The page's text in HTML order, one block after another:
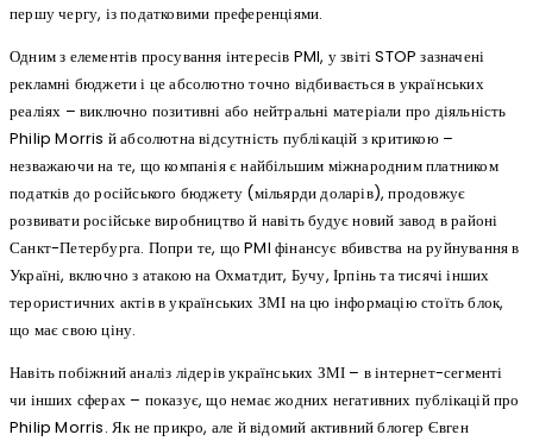
першу чергу, із податковими преференціями.
Одним з елементів просування інтересів PMI, у звіті STOP зазначені
рекламні бюджети і це абсолютно точно відбивається в українських
реаліях – виключно позитивні або нейтральні матеріали про діяльність
Philip Morris й абсолютна відсутність публікацій з критикою –
незважаючи на те, що компанія є найбільшим міжнародним платником
податків до російського бюджету (мільярди доларів), продовжує
розвивати російське виробництво й навіть будує новий завод в районі
Санкт-Петербурга. Попри те, що PMI фінансує вбивства на руйнування в
Україні, включно з атакою на Охматдит, Бучу, Ірпінь та тисячі інших
терористичних актів в українських ЗМІ на цю інформацію стоїть блок,
що має свою ціну.
Навіть побіжний аналіз лідерів українських ЗМІ – в інтернет-сегменті
чи інших сферах – показує, що немає жодних негативних публікацій про
Philip Morris. Як не прикро, але й відомий активний блогер Євген